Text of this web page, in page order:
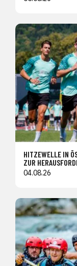
HITZEWELLE IN
ZUR
04.08.26